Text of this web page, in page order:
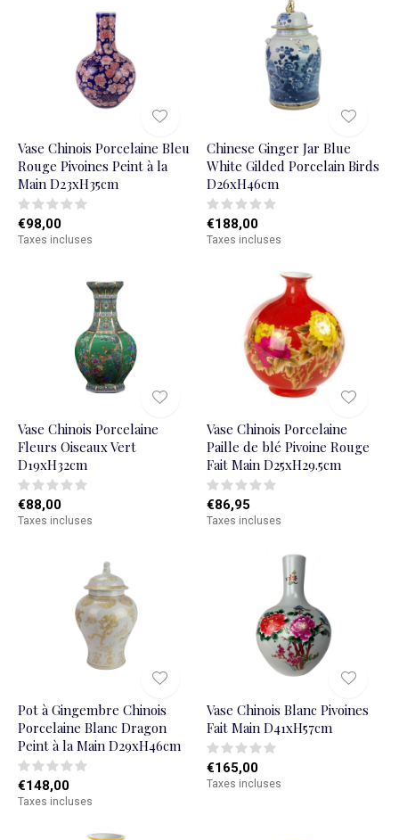
Vase Chinois Porcelaine Bleu
Rouge Pivoines Peint à la
Main D23xH35cm
€98,00
Taxes incluses
Chinese Ginger Jar Blue
White Gilded Porcelain Birds
D26xH46cm
€188,00
Taxes incluses
Vase Chinois Porcelaine
Fleurs Oiseaux Vert
D19xH32cm
€88,00
Taxes incluses
Vase Chinois Porcelaine
Paille de blé Pivoine Rouge
Fait Main D25xH29.5cm
€86,95
Taxes incluses
Pot à Gingembre Chinois
Porcelaine Blanc Dragon
Peint à la Main D29xH46cm
€148,00
Taxes incluses
Vase Chinois Blanc Pivoines
Fait Main D41xH57cm
€165,00
Taxes incluses